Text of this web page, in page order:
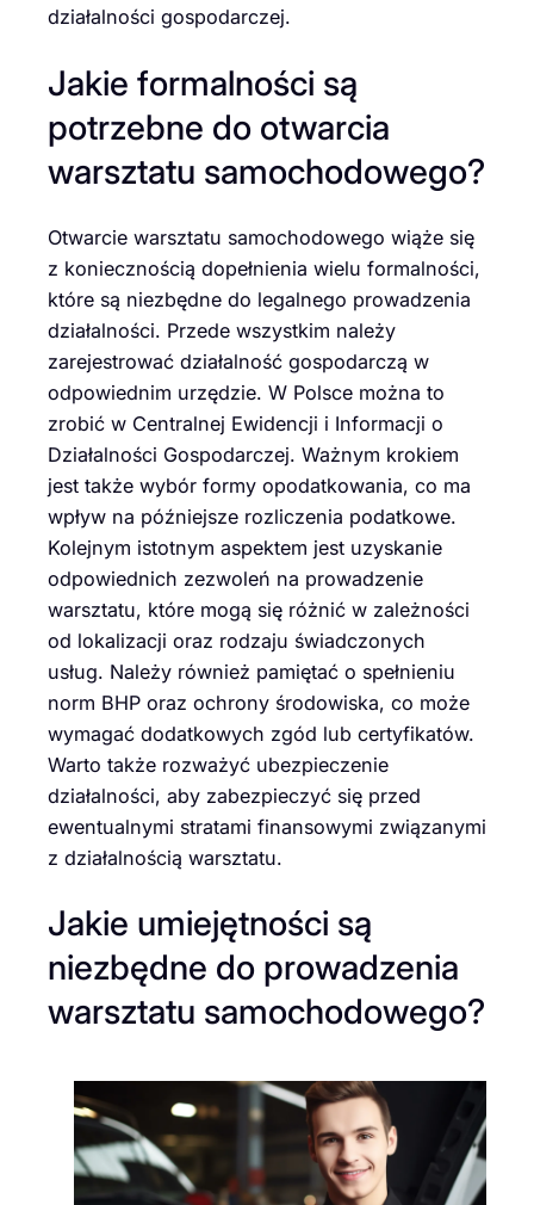
działalności gospodarczej.
Jakie formalności są
potrzebne do otwarcia
warsztatu samochodowego?
Otwarcie warsztatu samochodowego wiąże się
z koniecznością dopełnienia wielu formalności,
które są niezbędne do legalnego prowadzenia
działalności. Przede wszystkim należy
zarejestrować działalność gospodarczą w
odpowiednim urzędzie. W Polsce można to
zrobić w Centralnej Ewidencji i Informacji o
Działalności Gospodarczej. Ważnym krokiem
jest także wybór formy opodatkowania, co ma
wpływ na późniejsze rozliczenia podatkowe.
Kolejnym istotnym aspektem jest uzyskanie
odpowiednich zezwoleń na prowadzenie
warsztatu, które mogą się różnić w zależności
od lokalizacji oraz rodzaju świadczonych
usług. Należy również pamiętać o spełnieniu
norm BHP oraz ochrony środowiska, co może
wymagać dodatkowych zgód lub certyfikatów.
Warto także rozważyć ubezpieczenie
działalności, aby zabezpieczyć się przed
ewentualnymi stratami finansowymi związanymi
z działalnością warsztatu.
Jakie umiejętności są
niezbędne do prowadzenia
warsztatu samochodowego?